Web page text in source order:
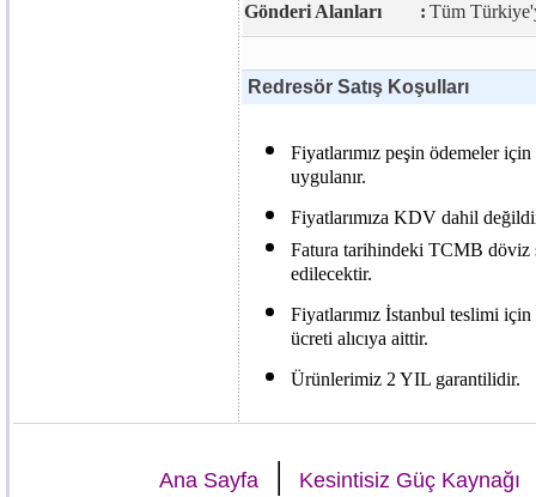
Gönderi Alanları : Tüm
Redresör Satış Koşulları
Fiyatlarımız peşin ödemeler
uygulanır.
Fiyatlarımıza KDV dahil
Fatura tarihindeki TCMB döviz
edilecektir.
Fiyatlarımız İstanbul teslimi
ücreti alıcıya aittir.
Ürünlerimiz 2 YIL garantilidir.
Ana Sayfa | Kesintisiz Güç Kaynağı